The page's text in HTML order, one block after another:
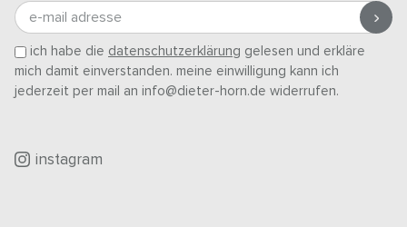
e-mail adresse
ich habe die datenschutzerklärung gelesen und erkläre
mich damit einverstanden. meine einwilligung kann ich
jederzeit per mail an info@dieter-horn.de widerrufen.
instagram